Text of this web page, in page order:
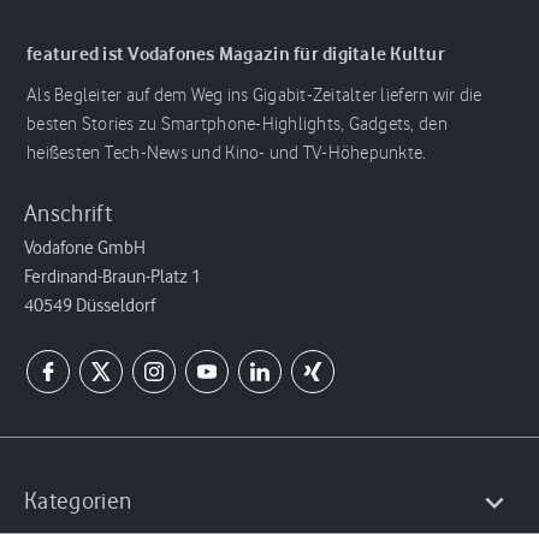
featured ist Vodafones Magazin für digitale Kultur
Als Begleiter auf dem Weg ins Gigabit-Zeitalter liefern wir die
besten Stories zu Smartphone-Highlights, Gadgets, den
heißesten Tech-News und Kino- und TV-Höhepunkte.
Anschrift
Vodafone GmbH
Ferdinand-Braun-Platz 1
40549 Düsseldorf
Kategorien